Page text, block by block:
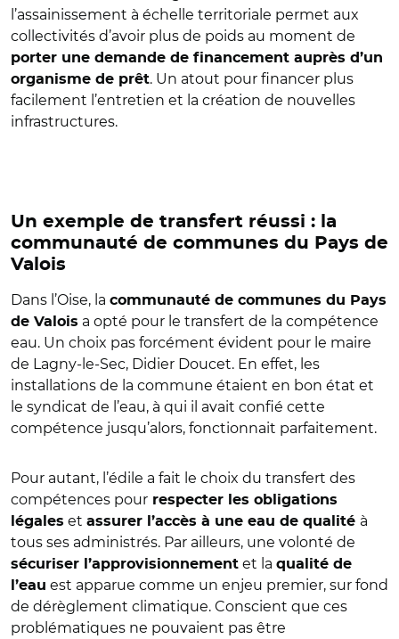
l’assainissement à échelle territoriale permet aux
collectivités d’avoir plus de poids au moment de
porter une demande de financement auprès d’un
organisme de prêt. Un atout pour financer plus
facilement l’entretien et la création de nouvelles
infrastructures.
Un exemple de transfert réussi : la
communauté de communes du Pays de
Valois
Dans l’Oise, la communauté de communes du Pays
de Valois a opté pour le transfert de la compétence
eau. Un choix pas forcément évident pour le maire
de Lagny-le-Sec, Didier Doucet. En effet, les
installations de la commune étaient en bon état et
le syndicat de l’eau, à qui il avait confié cette
compétence jusqu’alors, fonctionnait parfaitement.
Pour autant, l’édile a fait le choix du transfert des
compétences pour respecter les obligations
légales et assurer l’accès à une eau de qualité à
tous ses administrés. Par ailleurs, une volonté de
sécuriser l’approvisionnement et la qualité de
l’eau est apparue comme un enjeu premier, sur fond
de dérèglement climatique. Conscient que ces
problématiques ne pouvaient pas être